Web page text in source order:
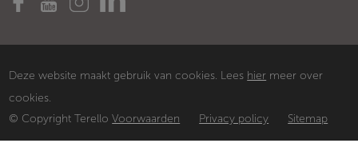
Deze website maakt gebruik van cookies. Lees hier meer over
cookies.
© Copyright TerelloVoorwaarden Privacy policy Sitemap